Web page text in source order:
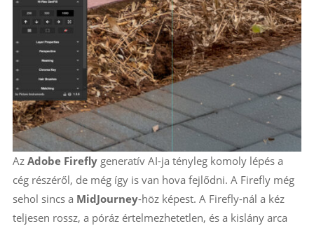
Az Adobe Fireflygeneratív AI-ja tényleg komoly lépés a
cég részéről, de még így is van hova fejlődni. A Firefly még
sehol sincs a MidJourney-höz képest. A Firefly-nál a kéz
teljesen rossz, a póráz értelmezhetetlen, és a kislány arca